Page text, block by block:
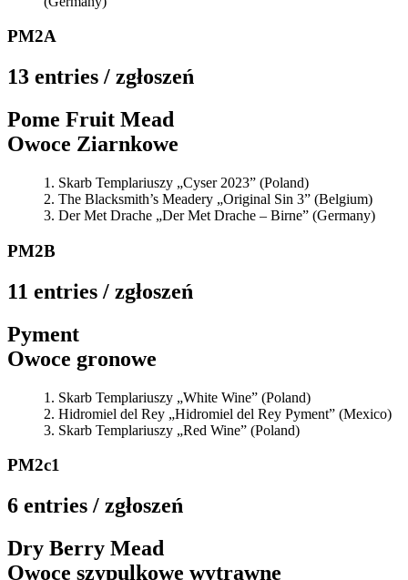
PM2A
13 entries / zgłoszeń
Pome Fruit Mead
Owoce Ziarnkowe
Skarb Templariuszy „Cyser 2023” (Poland)
The Blacksmith’s Meadery „Original Sin 3” (Belgium)
Der Met Drache „Der Met Drache – Birne” (Germany)
PM2B
11 entries / zgłoszeń
Pyment
Owoce gronowe
Skarb Templariuszy „White Wine” (Poland)
Hidromiel del Rey „Hidromiel del Rey Pyment” (Mexico)
Skarb Templariuszy „Red Wine” (Poland)
PM2c1
6 entries / zgłoszeń
Dry Berry Mead
Owoce szypulkowe wytrawne